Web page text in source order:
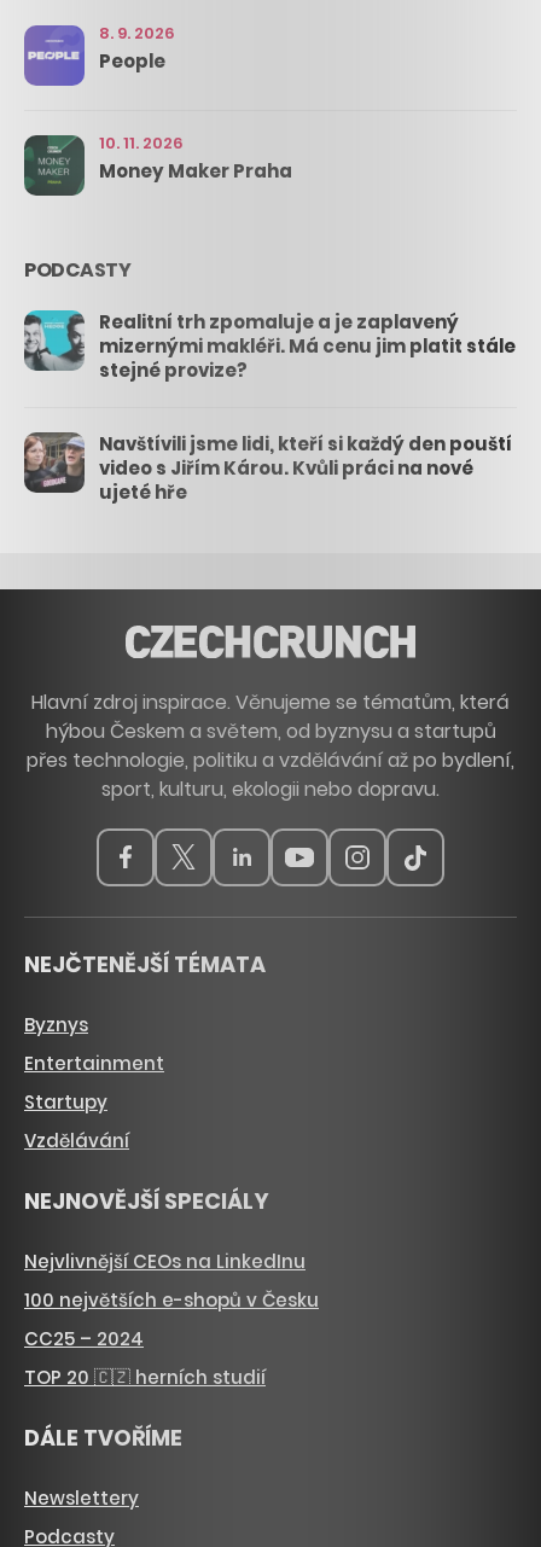
8. 9. 2026
People
10. 11. 2026
Money Maker Praha
PODCASTY
Realitní trh zpomaluje a je zaplavený
mizernými makléři. Má cenu jim platit stále
stejné provize?
Navštívili jsme lidi, kteří si každý den pouští
video s Jiřím Károu. Kvůli práci na nové
ujeté hře
Hlavní zdroj inspirace. Věnujeme se tématům, která
hýbou Českem a světem, od byznysu a startupů
přes technologie, politiku a vzdělávání až po bydlení,
sport, kulturu, ekologii nebo dopravu.
NEJČTENĚJŠÍ TÉMATA
Byznys
Entertainment
Startupy
Vzdělávání
NEJNOVĚJŠÍ SPECIÁLY
Nejvlivnější CEOs na LinkedInu
100 největších e-shopů v Česku
CC25 – 2024
TOP 20 🇨🇿 herních studií
DÁLE TVOŘÍME
Newslettery
Podcasty